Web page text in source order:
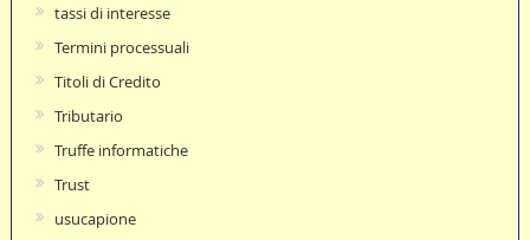
tassi di interesse
Termini processuali
Titoli di Credito
Tributario
Truffe informatiche
Trust
usucapione